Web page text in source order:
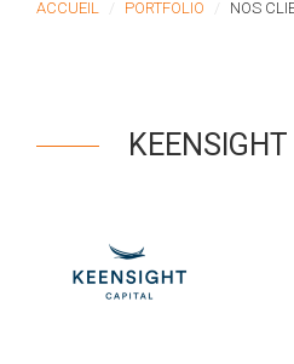
ACCUEIL PORTFOLIO NOS